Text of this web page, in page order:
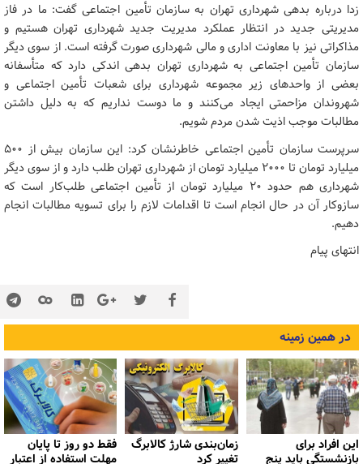
‌زدا درباره بدهی شهرداری تهران به سازمان تأمین اجتماعی گفت: ما در فاز
مدیریتی جدید در انتظار عملکرد مدیریت جدید شهرداری تهران هستیم و
مذاکراتی نیز با معاونت اداری و مالی شهرداری صورت گرفته است. از سوی دیگر
سازمان تأمین اجتماعی به شهرداری تهران بدهی اندکی دارد که متأسفانه
بعضی از واحدهای زیر مجموعه شهرداری برای شعبات تأمین اجتماعی و
شهروندان مزاحمتی ایجاد می‌کنند و ما دوست نداریم که به دلیل داشتن
مطالبات موجب اذیت شدن مردم شویم.
سرپرست سازمان تأمین اجتماعی خاطرنشان کرد: این سازمان بیش از ۵۰۰
میلیارد تومان تا ۲۰۰۰ میلیارد تومان از شهرداری تهران طلب دارد و از سوی دیگر
شهرداری هم حدود ۲۰ میلیارد تومان از تأمین اجتماعی طلب‌کار است که
سازوکار آن در حال انجام است تا اقدامات لازم را برای تسویه مطالبات انجام
دهیم.
انتهای پیام
در همین زمینه
این افراد برای
بازنشستگی باید پنج
زمان‌بندی شارژ کالابرگ
تغییر کرد
فقط دو روز تا پایان
مهلت استفاده از اعتبار